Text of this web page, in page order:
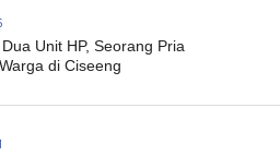
Unit HP, Seorang Pria
di Ciseeng